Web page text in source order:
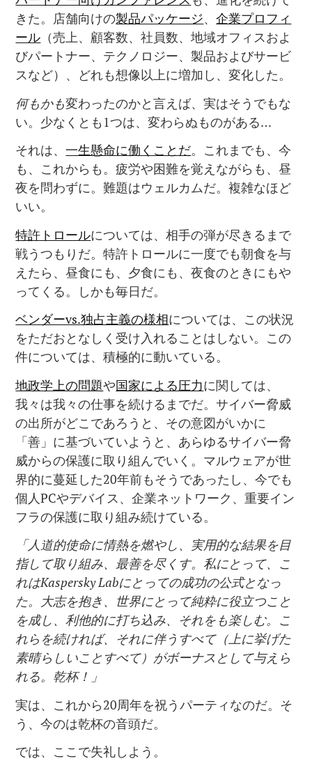
きた。店舗向けの製品パッケージ、企業プロフィ
ール （売上、顧客数、社員数、地域オフィスおよ
びパートナー、テクノロジー、製品およびサービ
スなど）、どれも想像以上に増加し、変化した。
何もかも変わったのかと言えば、実はそうでもな
い。少なくとも1つは、変わらぬものがある…
それは、一生懸命に働くことだ。これまでも、今
も、これからも。疲労や困難を覚えながらも、昼
夜を問わずに。難題はウェルカムだ。複雑なほど
いい。
特許トロールについては、相手の弾が尽きるまで
戦うつもりだ。特許トロールに一度でも朝食を与
えたら、昼食にも、夕食にも、夜食のときにもや
ってくる。しかも毎日だ。
ベンダーvs.独占主義の様相については、この状況
をただおとなしく受け入れることはしない。この
件については、積極的に動いている。
地政学上の問題や国家による圧力に関しては、
我々は我々の仕事を続けるまでだ。サイバー脅威
の出所がどこであろうと、その意図がいかに
「善」に基づいていようと、あらゆるサイバー脅
威からの保護に取り組んでいく。マルウェアが世
界的に蔓延した20年前もそうであったし、今でも
個人PCやデバイス、企業ネットワーク、重要イン
フラの保護に取り組み続けている。
「人道的使命に情熱を燃やし、実用的な結果を目
指して取り組み、最善を尽くす。私にとって、こ
れはKaspersky Labにとっての成功の公式となっ
た。大志を抱き、世界にとって純粋に役立つこと
を成し、利他的に打ち込み、それをも楽しむ。こ
れらを続ければ、それに伴うすべて（上に挙げた
素晴らしいことすべて）がボーナスとして与えら
れる。乾杯！」
実は、これから20周年を祝うパーティなのだ。そ
う、今のは乾杯の音頭だ。
では、ここで失礼しよう。